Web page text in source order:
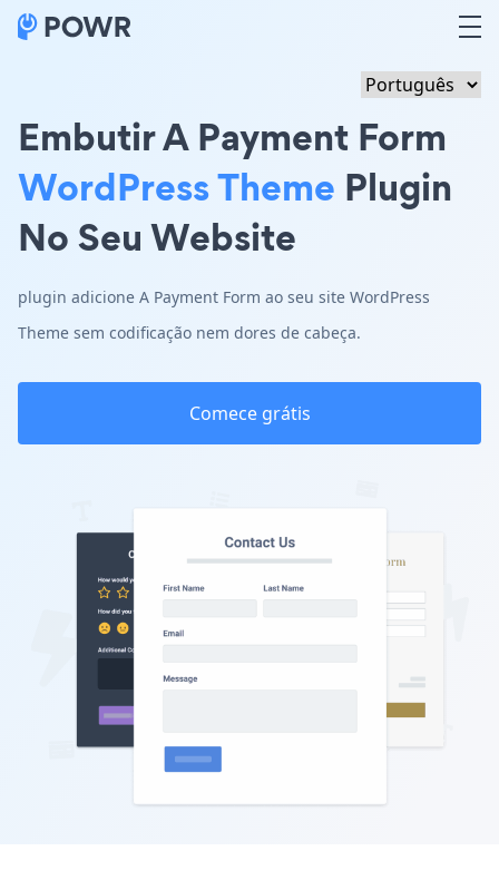
Embutir A Payment Form
WordPress Theme Plugin
No Seu Website
plugin adicione A Payment Form ao seu site WordPress
Theme sem codificação nem dores de cabeça.
Comece grátis